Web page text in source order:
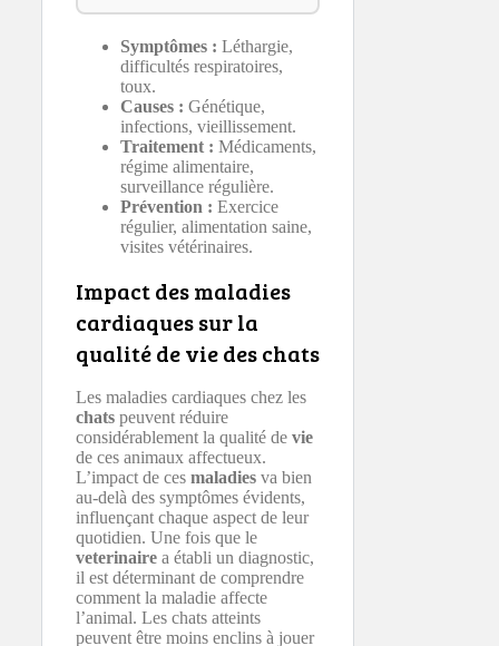
Symptômes : Léthargie,
difficultés respiratoires,
toux.
Causes : Génétique,
infections, vieillissement.
Traitement : Médicaments,
régime alimentaire,
surveillance régulière.
Prévention : Exercice
régulier, alimentation saine,
visites vétérinaires.
Impact des maladies
cardiaques sur la
qualité de vie des chats
Les maladies cardiaques chez les
chats peuvent réduire
considérablement la qualité de vie
de ces animaux affectueux.
L’impact de ces maladies va bien
au-delà des symptômes évidents,
influençant chaque aspect de leur
quotidien. Une fois que le
veterinaire a établi un diagnostic,
il est déterminant de comprendre
comment la maladie affecte
l’animal. Les chats atteints
peuvent être moins enclins à jouer